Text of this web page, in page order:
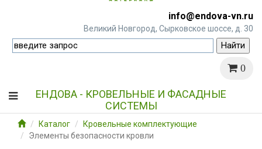
info@endova-vn.ru
Великий Новгород, Сырковское шоссе, д. 30
0
ЕНДОВА - КРОВЕЛЬНЫЕ И ФАСАДНЫЕ
СИСТЕМЫ
Каталог
Кровельные комплектующие
Элементы безопасности кровли